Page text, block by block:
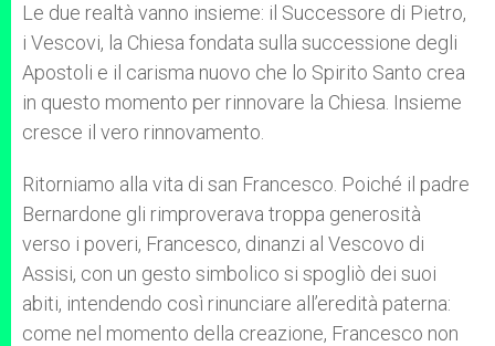
Le due realtà vanno insieme: il Successore di Pietro,
i Vescovi, la Chiesa fondata sulla successione degli
Apostoli e il carisma nuovo che lo Spirito Santo crea
in questo momento per rinnovare la Chiesa. Insieme
cresce il vero rinnovamento.
Ritorniamo alla vita di san Francesco. Poiché il padre
Bernardone gli rimproverava troppa generosità
verso i poveri, Francesco, dinanzi al Vescovo di
Assisi, con un gesto simbolico si spogliò dei suoi
abiti, intendendo così rinunciare all’eredità paterna:
come nel momento della creazione, Francesco non